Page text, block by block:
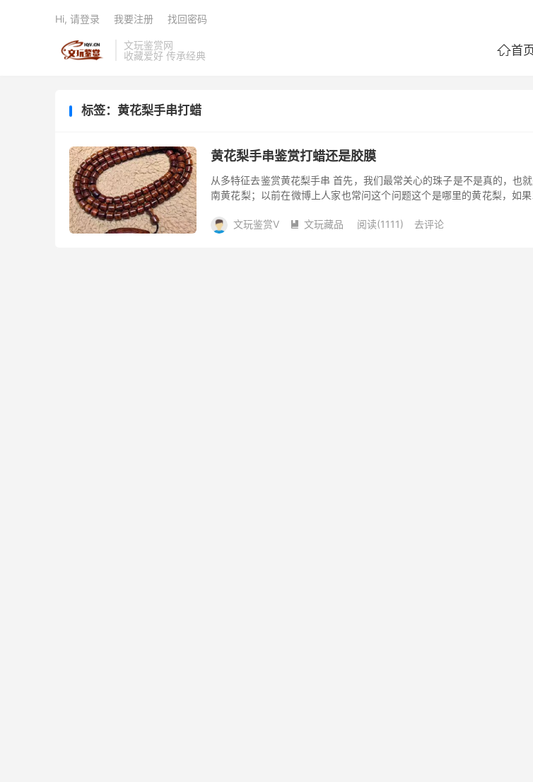
文玩鉴赏网
收藏爱好 传承经典
首
Hi, 请登录 我要注册 找回密码
标签：黄花梨手串打蜡
黄花梨手串鉴赏打蜡还是胶膜
从多特征去鉴赏黄花梨手串 首先，我们最常关心的珠子是不是真的，也
南黄花梨；以前在微博上人家也常问这个问题这个是哪里的黄花梨，如
文玩鉴赏V  文玩藏品 阅读(1111) 去评论